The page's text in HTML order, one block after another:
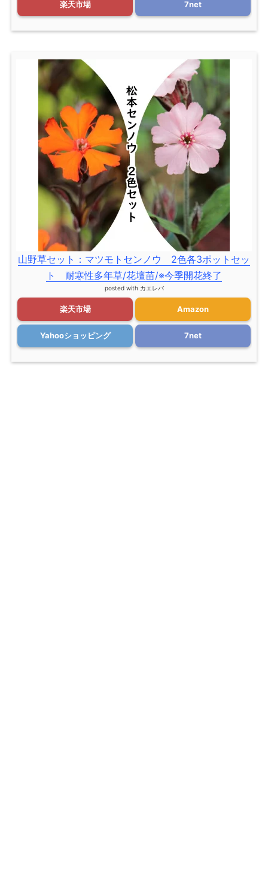
楽天市場 7net
山野草セット：マツモトセンノウ 2色各3ポットセッ
ト 耐寒性多年草/花壇苗/※今季開花終了
posted with カエレバ
楽天市場 Amazon
Yahooショッピング 7net